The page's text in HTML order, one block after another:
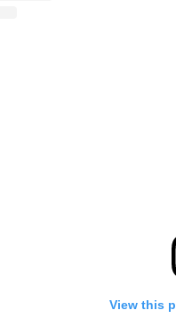
View this